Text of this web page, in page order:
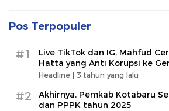
Pos Terpopuler
#1
Live TikTok dan IG, Mahfud
Hatta yang Anti Korupsi ke
Headline | 3 tahun yang lalu
#2
Akhirnya, Pemkab Kotabaru
dan PPPK tahun 2025